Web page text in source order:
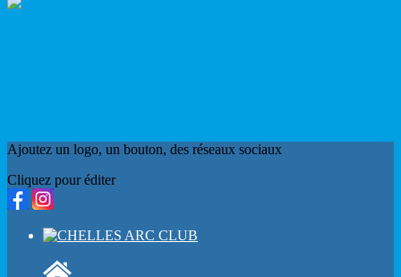
Ajoutez un logo, un bouton, des réseaux sociaux
Cliquez pour éditer